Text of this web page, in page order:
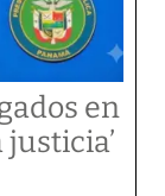
en
justicia’